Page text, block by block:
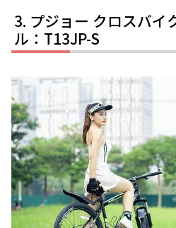
プジョー クロスバイ
ル：T13JP-S